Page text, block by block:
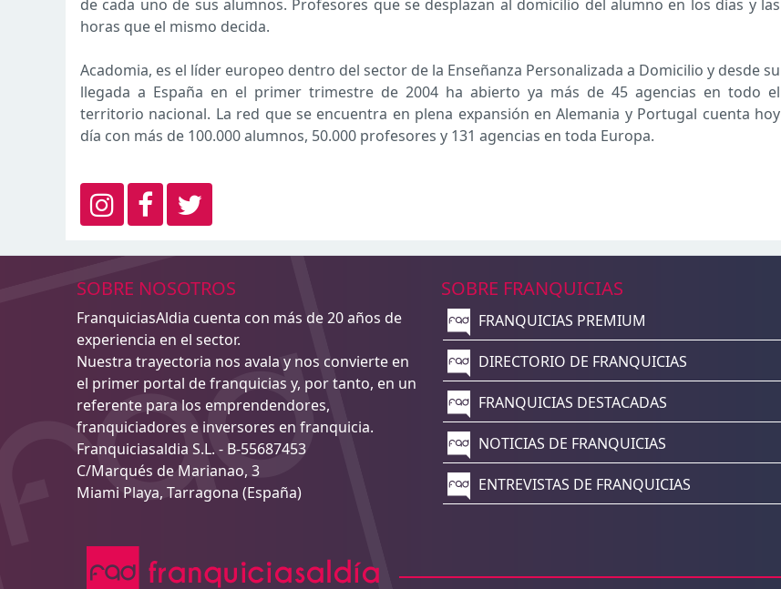
de cada uno de sus alumnos. Profesores que se desplazan al domicilio del alumno en los días y las
horas que el mismo decida.
Acadomia, es el líder europeo dentro del sector de la Enseñanza Personalizada a Domicilio y desde su
llegada a España en el primer trimestre de 2004 ha abierto ya más de 45 agencias en todo el
territorio nacional. La red que se encuentra en plena expansión en Alemania y Portugal cuenta hoy
día con más de 100.000 alumnos, 50.000 profesores y 131 agencias en toda Europa.
SOBRE NOSOTROS
FranquiciasAldia cuenta con más de 20 años de
experiencia en el sector.
Nuestra trayectoria nos avala y nos convierte en
el primer portal de franquicias y, por tanto, en un
referente para los emprendendores,
franquiciadores e inversores en franquicia.
Franquiciasaldia S.L. - B-55687453
C/Marqués de Marianao, 3
Miami Playa, Tarragona (España)
SOBRE FRANQUICIAS
FRANQUICIAS PREMIUM
DIRECTORIO DE FRANQUICIAS
FRANQUICIAS DESTACADAS
NOTICIAS DE FRANQUICIAS
ENTREVISTAS DE FRANQUICIAS